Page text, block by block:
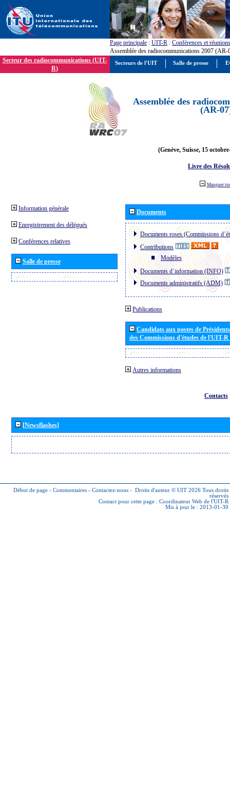
Page principale : UIT-R : Conférences et réunions
Assemblée des radiocommunications 2007 (AR-
Secteur des radiocommunications (UIT-
R)
Assemblée des
(AR-
(Genève, Suisse, 15
Livre des
Masquer
Information générale
Enregistrement des délégués
Conférences relatives
Salle de presse
Documents
Documents roses (Commissions
Contributions
Modèles
Documents d´information (INFO)
Documents administratifs (ADM)
Publications
Candidats aux postes de
des Commissions d'études de l'UIT-
Autres informations
Contacts
[Newsflashes]
Début de page - Commentaires - Contactez-nous - Droits d'auteur © UIT 2026 Tous droits
réservés
Contact pour cette page : Coordinateur Web de l'UIT-R
Mis à jour le : 2013-01-30
Secteurs de l'UIT Salle de presse